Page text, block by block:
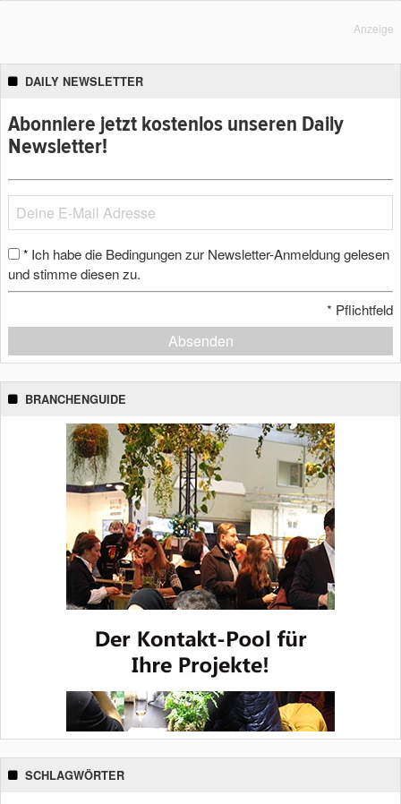
Anzeige
DAILY NEWSLETTER
Abonniere jetzt kostenlos unseren Daily
Newsletter!
* Ich habe die Bedingungen zur Newsletter-Anmeldung gelesen
und stimme diesen zu.
* Pflichtfeld
Absenden
BRANCHENGUIDE
SCHLAGWÖRTER